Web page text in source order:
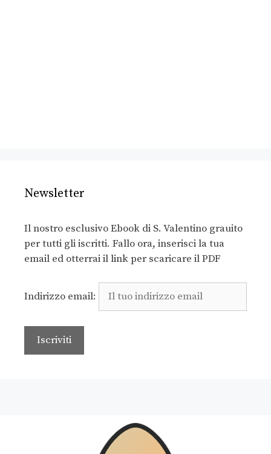
Newsletter
Il nostro esclusivo Ebook di S. Valentino grauito
per tutti gli iscritti. Fallo ora, inserisci la tua
email ed otterrai il link per scaricare il PDF
Indirizzo email: